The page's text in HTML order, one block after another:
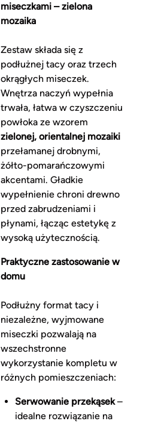
miseczkami – zielona
mozaika
Zestaw składa się z
podłużnej tacy oraz trzech
okrągłych miseczek.
Wnętrza naczyń wypełnia
trwała, łatwa w czyszczeniu
powłoka ze wzorem
zielonej, orientalnej mozaiki
przełamanej drobnymi,
żółto-pomarańczowymi
akcentami. Gładkie
wypełnienie chroni drewno
przed zabrudzeniami i
płynami, łącząc estetykę z
wysoką użytecznością.
Praktyczne zastosowanie w
domu
Podłużny format tacy i
niezależne, wyjmowane
miseczki pozwalają na
wszechstronne
wykorzystanie kompletu w
różnych pomieszczeniach:
Serwowanie przekąsek–
idealne rozwiązanie na